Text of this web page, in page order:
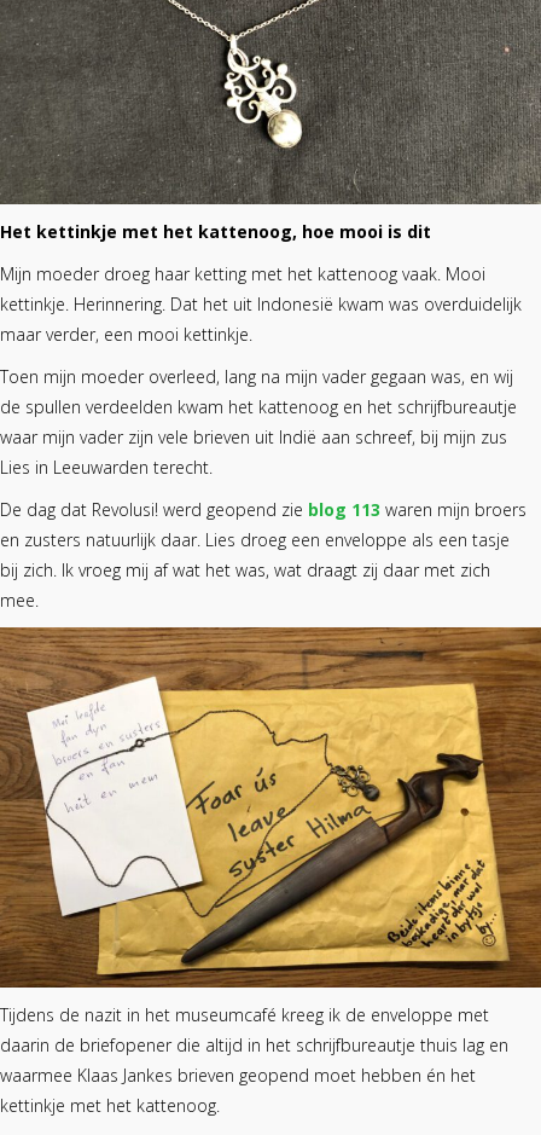
Het kettinkje met het kattenoog, hoe mooi is dit
Mijn moeder droeg haar ketting met het kattenoog vaak. Mooi
kettinkje. Herinnering. Dat het uit Indonesië kwam was overduidelijk
maar verder, een mooi kettinkje.
Toen mijn moeder overleed, lang na mijn vader gegaan was, en wij
de spullen verdeelden kwam het kattenoog en het schrijfbureautje
waar mijn vader zijn vele brieven uit Indië aan schreef, bij mijn zus
Lies in Leeuwarden terecht.
De dag dat Revolusi! werd geopend zie blog 113 waren mijn broers
en zusters natuurlijk daar. Lies droeg een enveloppe als een tasje
bij zich. Ik vroeg mij af wat het was, wat draagt zij daar met zich
mee.
Tijdens de nazit in het museumcafé kreeg ik de enveloppe met
daarin de briefopener die altijd in het schrijfbureautje thuis lag en
waarmee Klaas Jankes brieven geopend moet hebben én het
kettinkje met het kattenoog.